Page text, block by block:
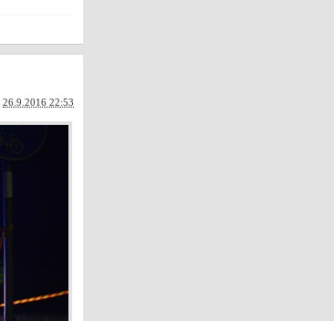
26.9.2016 22:53